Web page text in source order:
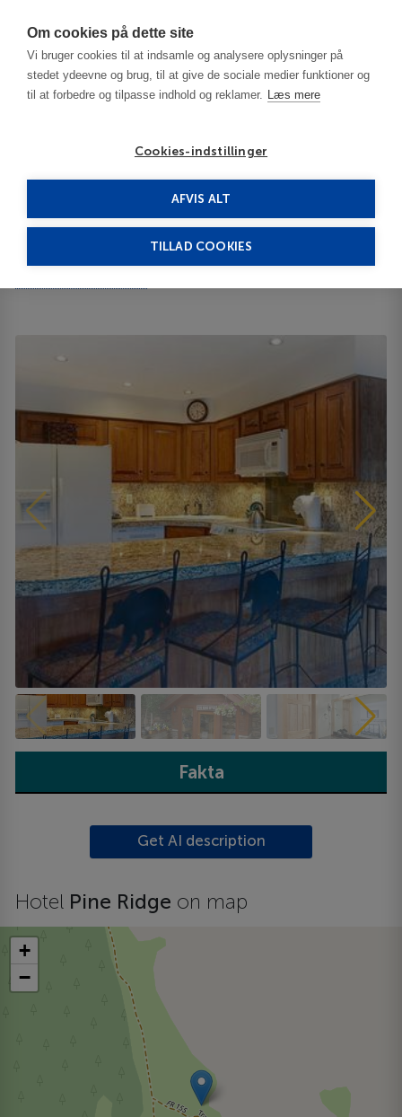
Om cookies på dette site
Vi bruger cookies til at indsamle og analysere oplysninger på
stedet ydeevne og brug, til at give de sociale medier funktioner og
til at forbedre og tilpasse indhold og reklamer. Læs mere
Cookies-indstillinger
AFVIS ALT
TILLAD COOKIES
Breckenridge - CO
Fakta
Get AI description
Hotel Pine Ridge on map
+
−